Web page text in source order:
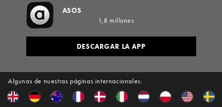
Algunas de nuestras páginas internacionales:
ASOS
1,8 millones
DESCARGAR LA APP